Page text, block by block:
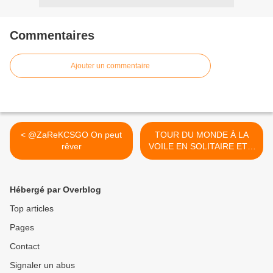
Commentaires
Ajouter un commentaire
< @ZaReKCSGO On peut
rêver
TOUR DU MONDE À LA
VOILE EN SOLITAIRE ET À
L’ANCIENNE AUX SABLES
Hébergé par Overblog
Top articles
Pages
Contact
Signaler un abus